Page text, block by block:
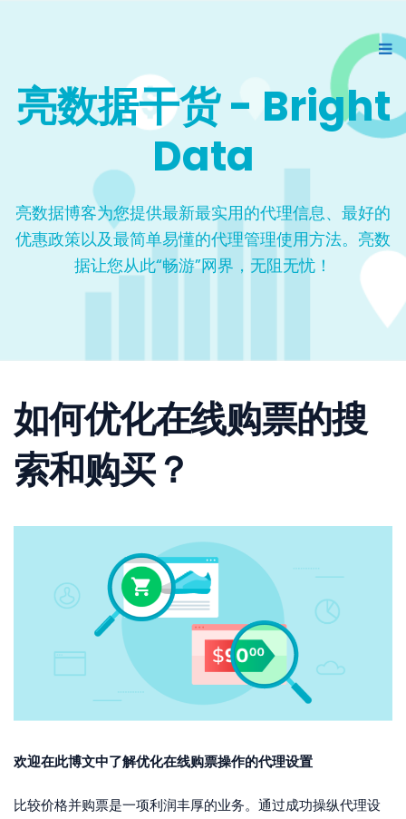
亮数据干货 - Bright
Data
亮数据博客为您提供最新最实用的代理信息、最好的
优惠政策以及最简单易懂的代理管理使用方法。亮数
据让您从此“畅游”网界，无阻无忧！
如何优化在线购票的搜
索和购买？
欢迎在此博文中了解优化在线购票操作的代理设置
比较价格并购票是一项利润丰厚的业务。通过成功操纵代理设